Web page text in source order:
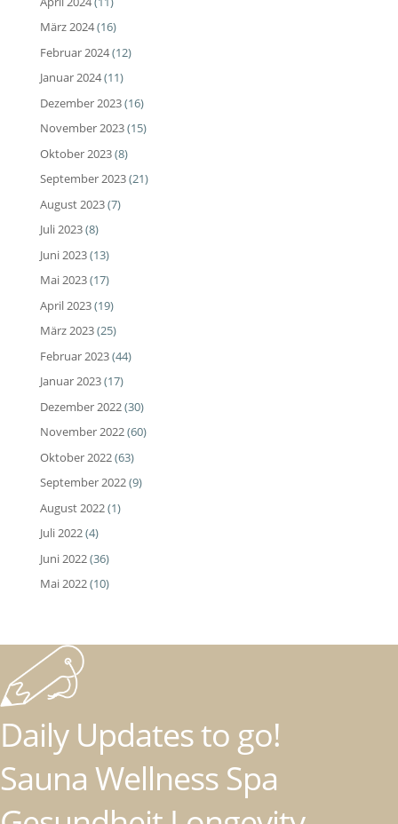
März 2024(16)
Februar 2024(12)
Januar 2024(11)
Dezember 2023(16)
November 2023(15)
Oktober 2023(8)
September 2023(21)
August 2023(7)
Juli 2023(8)
Juni 2023(13)
Mai 2023(17)
April 2023(19)
März 2023(25)
Februar 2023(44)
Januar 2023(17)
Dezember 2022(30)
November 2022(60)
Oktober 2022(63)
September 2022(9)
August 2022(1)
Juli 2022(4)
Juni 2022(36)
Mai 2022(10)
Daily Updates to go!
Sauna Wellness Spa